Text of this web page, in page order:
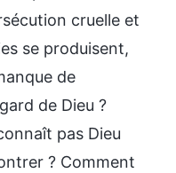
cruelle et
se produisent,
de
de Dieu ?
pas Dieu
? Comment